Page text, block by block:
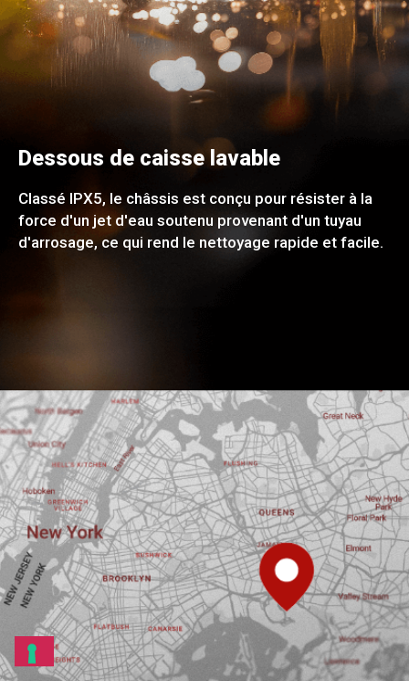
Dessous de caisse lavable
Classé IPX5, le châssis est conçu pour résister à la
force d'un jet d'eau soutenu provenant d'un tuyau
d'arrosage, ce qui rend le nettoyage rapide et facile.